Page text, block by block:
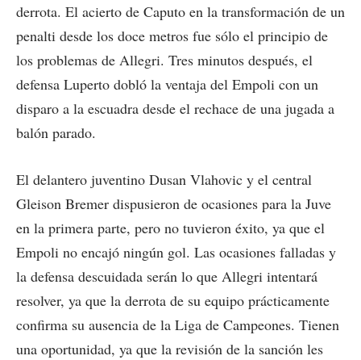
derrota. El acierto de Caputo en la transformación de un
penalti desde los doce metros fue sólo el principio de
los problemas de Allegri. Tres minutos después, el
defensa Luperto dobló la ventaja del Empoli con un
disparo a la escuadra desde el rechace de una jugada a
balón parado.
El delantero juventino Dusan Vlahovic y el central
Gleison Bremer dispusieron de ocasiones para la Juve
en la primera parte, pero no tuvieron éxito, ya que el
Empoli no encajó ningún gol. Las ocasiones falladas y
la defensa descuidada serán lo que Allegri intentará
resolver, ya que la derrota de su equipo prácticamente
confirma su ausencia de la Liga de Campeones. Tienen
una oportunidad, ya que la revisión de la sanción les